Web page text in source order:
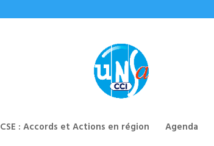
CSE : Accords et Actions en région Agenda